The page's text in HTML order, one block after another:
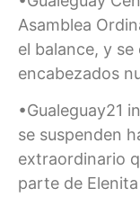
Asamblea
el balance, y
encabezados
•Gualeguay21
se suspenden
extraordinario
parte de